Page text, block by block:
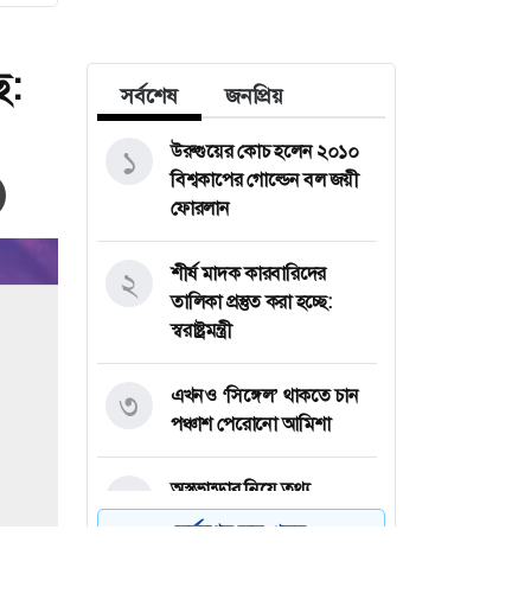
সর্বশেষ জনপ্রিয়
উরুগুয়ের কোচ হলেন ২০১০
বিশ্বকাপের গোল্ডেন বল জয়ী
ফোরলান
১
শীর্ষ মাদক কারবারিদের
তালিকা প্রস্তুত করা হচ্ছে:
স্বরাষ্ট্রমন্ত্রী
২
এখনও ‘সিঙ্গেল’ থাকতে চান
পঞ্চাশ পেরোনো আমিশা
৩
অস্ত্রভান্ডার নিয়ে তথ্য
ফাঁসকারীদের কারাদণ্ডের
৪
সর্বশেষ সব খবর